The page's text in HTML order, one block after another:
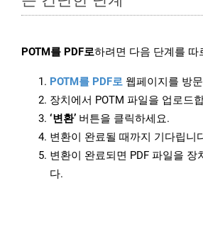
POTM를 PDF로하려면 다음 단계를 따
POTM를 PDF로 웹페이지를 방
장치에서 POTM 파일을 업로드
‘변환’ 버튼을 클릭하세요.
변환이 완료될 때까지 기다립니
변환이 완료되면 PDF 파일을 장
다.